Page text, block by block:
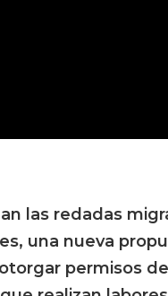
las redadas
una nueva
permisos